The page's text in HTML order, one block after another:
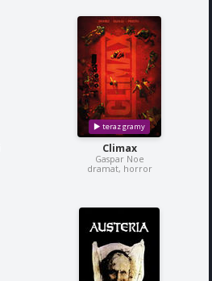
Climax
Gaspar Noe
dramat, horror